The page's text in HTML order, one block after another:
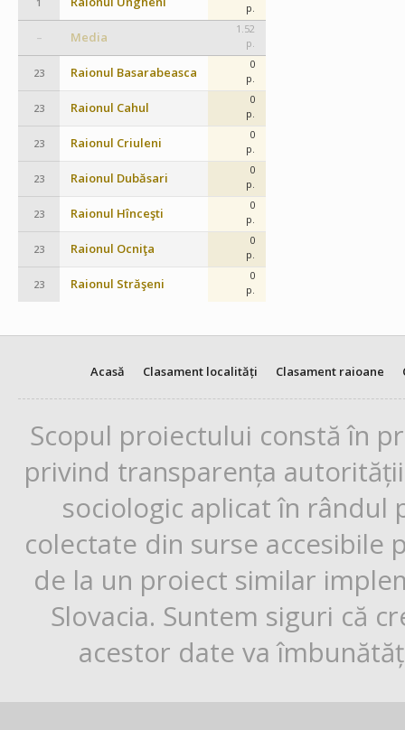
p.
– Media
1.52
p.
23 Raionul Basarabeasca
0
p.
23 Raionul Cahul
0
p.
23 Raionul Criuleni
0
p.
23 Raionul Dubăsari
0
p.
23 Raionul Hînceşti
0
p.
23 Raionul Ocniţa
0
p.
23 Raionul Străşeni
0
p.
Acasă Clasament localități Clasament raioane
Scopul proiectului constă în
privind transparența
sociologic aplicat în rândul
colectate din surse
de la un proiect similar
Slovacia. Suntem siguri că
acestor date va